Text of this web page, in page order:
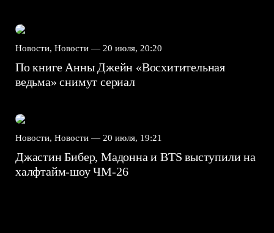
Новости, Новости — 20 июля, 20:20
По книге Анны Джейн «Восхитительная
ведьма» снимут сериал
Новости, Новости — 20 июля, 19:21
Джастин Бибер, Мадонна и BTS выступили на
халфтайм-шоу ЧМ-26